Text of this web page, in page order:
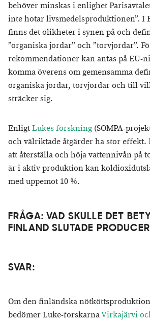
behöver minskas i enlighet
inte hotar livsmedelsproduktionen”. I
finns det olikheter i synen på och
”organiska jordar” och ”torvjordar”.
rekommendationer kan antas på EU-
komma överens om gemensamma
organiska jordar, torvjordar och till
sträcker sig.
EnligtLukes forskning (SOMPA-
och välriktade åtgärder ha stor effekt.
att återställa och höja vattennivån på
är i aktiv produktion kan
med uppemot 10 %.
FRÅGA: VAD SKULLE DET
FINLAND SLUTADE
SVAR:
Om den finländska
bedömer Luke-forskarnaVirkajärvi